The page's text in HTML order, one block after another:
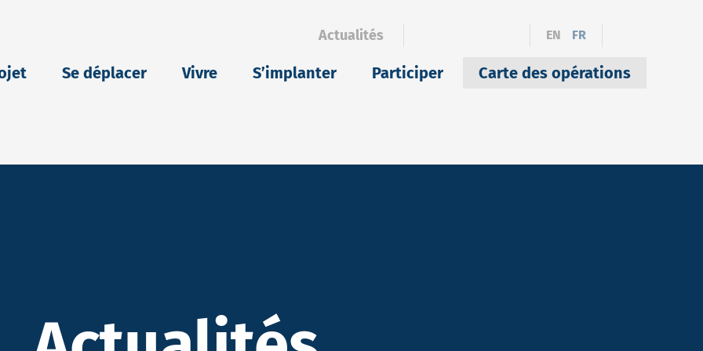
Actualités EN FR
Se déplacer Vivre S’implanter Participer Carte des opérations